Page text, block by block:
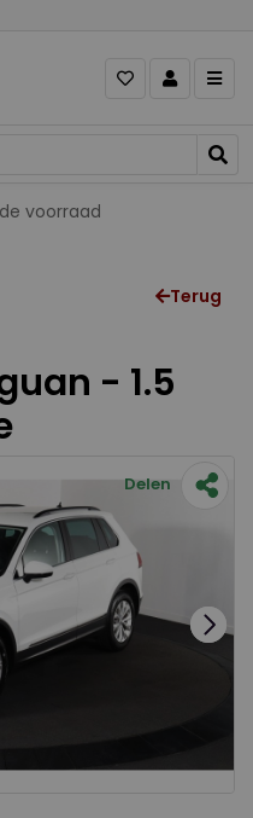
Terug
- 1.5
Delen